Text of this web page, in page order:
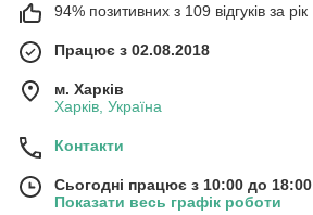
94% позитивних з 109 відгуків за рік
Працює з 02.08.2018
м. Харків
Харків, Україна
Контакти
Сьогодні працює з 10:00 до 18:00
Показати весь графік роботи